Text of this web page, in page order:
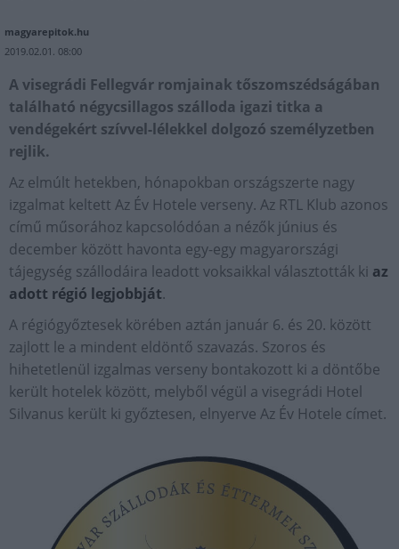
magyarepitok.hu
2019.02.01. 08:00
A visegrádi Fellegvár romjainak tőszomszédságában
található négycsillagos szálloda igazi titka a
vendégekért szívvel-lélekkel dolgozó személyzetben
rejlik.
Az elmúlt hetekben, hónapokban országszerte nagy
izgalmat keltett Az Év Hotele verseny. Az RTL Klub azonos
című műsorához kapcsolódóan a nézők június és
december között havonta egy-egy magyarországi
tájegység szállodáira leadott voksaikkal választották ki az
adott régió legjobbját.
A régiógyőztesek körében aztán január 6. és 20. között
zajlott le a mindent eldöntő szavazás. Szoros és
hihetetlenül izgalmas verseny bontakozott ki a döntőbe
került hotelek között, melyből végül a visegrádi Hotel
Silvanus került ki győztesen, elnyerve Az Év Hotele címet.